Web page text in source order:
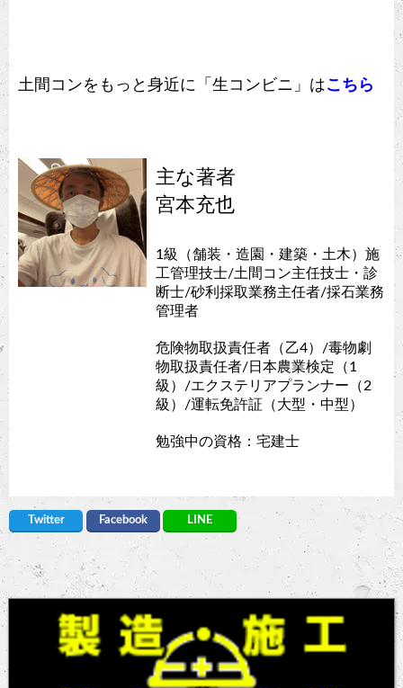
土間コンをもっと身近に「生コンビニ」はこちら
主な著者
宮本充也
1級（舗装・造園・建築・土木）施
工管理技士/土間コン主任技士・診
断士/砂利採取業務主任者/採石業務
管理者
危険物取扱責任者（乙4）/毒物劇
物取扱責任者/日本農業検定（1
級）/エクステリアプランナー（2
級）/運転免許証（大型・中型）
勉強中の資格：宅建士
Twitter Facebook LINE